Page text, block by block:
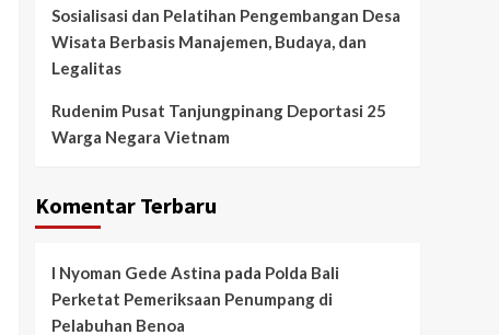
Sosialisasi dan Pelatihan Pengembangan Desa
Wisata Berbasis Manajemen, Budaya, dan
Legalitas
Rudenim Pusat Tanjungpinang Deportasi 25
Warga Negara Vietnam
Komentar Terbaru
I Nyoman Gede Astina pada Polda Bali
Perketat Pemeriksaan Penumpang di
Pelabuhan Benoa